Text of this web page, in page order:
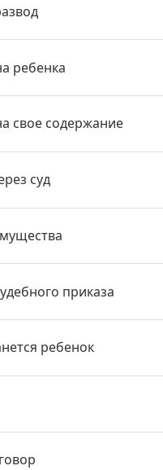
ребенка
свое содержание
суд
приказа
ребенок